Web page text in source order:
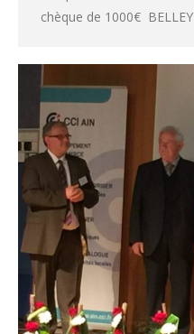
chèque de 1000€ BELLEY